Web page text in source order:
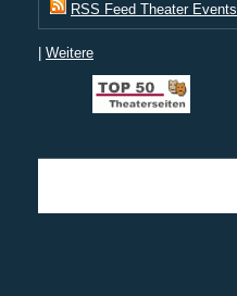
RSS Feed Theater Events
| Weitere